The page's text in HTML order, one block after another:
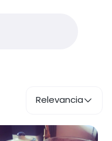
Relevancia